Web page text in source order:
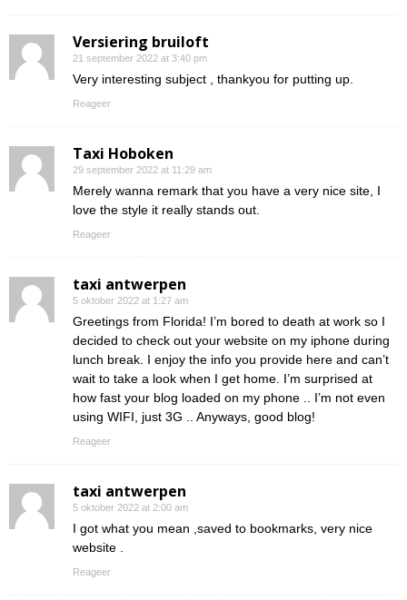
Versiering bruiloft
21 september 2022 at 3:40 pm
Very interesting subject , thankyou for putting up.
Reageer
Taxi Hoboken
29 september 2022 at 11:29 am
Merely wanna remark that you have a very nice site, I
love the style it really stands out.
Reageer
taxi antwerpen
5 oktober 2022 at 1:27 am
Greetings from Florida! I’m bored to death at work so I
decided to check out your website on my iphone during
lunch break. I enjoy the info you provide here and can’t
wait to take a look when I get home. I’m surprised at
how fast your blog loaded on my phone .. I’m not even
using WIFI, just 3G .. Anyways, good blog!
Reageer
taxi antwerpen
5 oktober 2022 at 2:00 am
I got what you mean ,saved to bookmarks, very nice
website .
Reageer